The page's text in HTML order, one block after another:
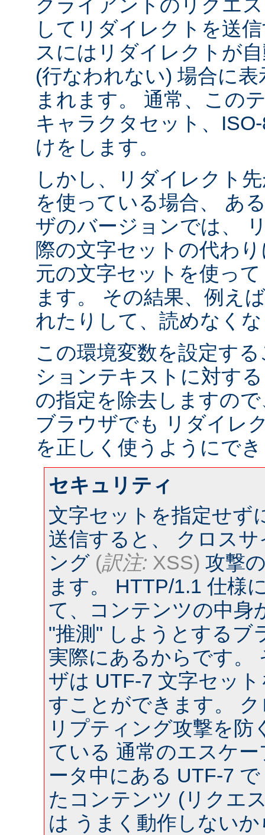
クライアントのリクエ
してリダイレクトを送
スにはリダイレクトが
(行なわれない) 場合に
まれます。 通常、この
キャラクタセット、
けをします。
しかし、リダイレクト
を使っている場合、 あ
ザのバージョンでは、
際の文字セットの代わ
元の文字セットを使っ
ます。 その結果、例え
れたりして、読めなく
この環境変数を設定す
ションテキストに対す
の指定を除去しますの
ブラウザでも リダイレ
を正しく使うようにで
セキュリティ
文字セットを指定せず
送信すると、 クロス
ング (訳注: XSS) 攻撃
ます。 HTTP/1.1 仕様
て、コンテンツの中身
"推測" しようとするブ
実際にあるからです。
ザは UTF-7 文字セッ
すことができます。
リプティング攻撃を防
ている 通常のエスケ
ータ中にある UTF-7
たコンテンツ (リクエ
は うまく動作しない